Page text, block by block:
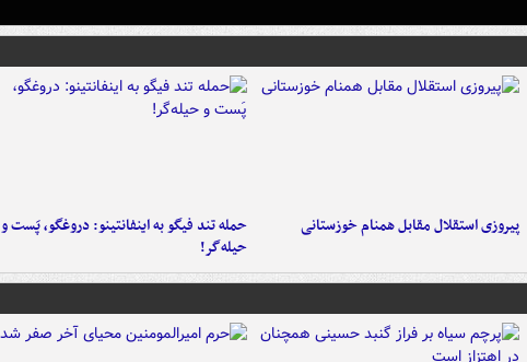
پیروزی استقلال مقابل همنام خوزستانی
حمله تند فیگو به اینفانتینو: دروغگو، پَست‌ و
حیله‌گر!